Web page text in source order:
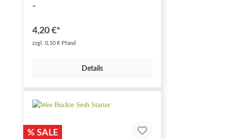
-
4,20 €*
zzgl. 0,10 € Pfand
Details
% SALE